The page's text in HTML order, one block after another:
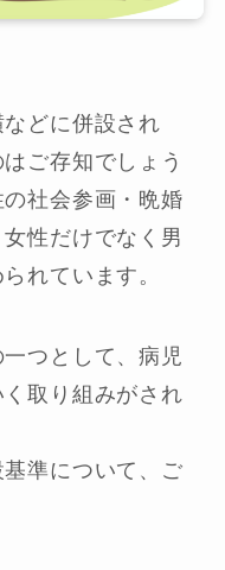
どに併設され
ご存知でしょう
社会参画・晩婚
性だけでなく男
れています。
つとして、病児
取り組みがされ
準について、ご